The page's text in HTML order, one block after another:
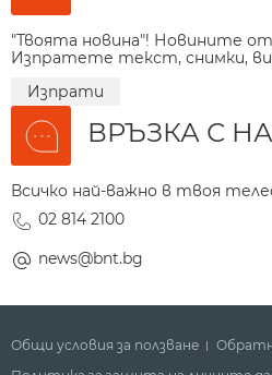
"Твоята новина"! Новините
Изпратете текст, снимки,
Изпрати
ВРЪЗКА С
Всичко най-важно в твоя
02 814 2100
news@bnt.bg
Общи условия за ползване